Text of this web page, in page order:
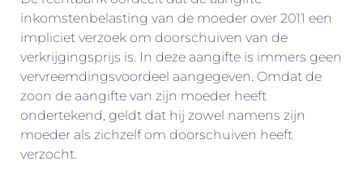
inkomstenbelasting van de moeder over 2011 een
impliciet verzoek om doorschuiven van de
verkrijgingsprijs is. In deze aangifte is immers geen
vervreemdingsvoordeel aangegeven. Omdat de
zoon de aangifte van zijn moeder heeft
ondertekend, geldt dat hij zowel namens zijn
moeder als zichzelf om doorschuiven heeft
verzocht.